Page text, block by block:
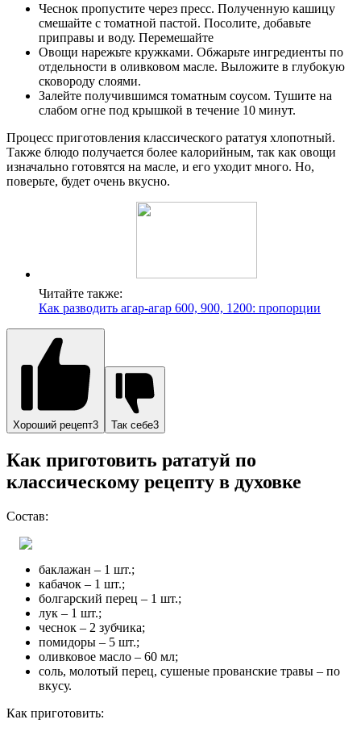
Чеснок пропустите через пресс. Полученную кашицу
смешайте с томатной пастой. Посолите, добавьте
приправы и воду. Перемешайте
Овощи нарежьте кружками. Обжарьте ингредиенты по
отдельности в оливковом масле. Выложите в глубокую
сковороду слоями.
Залейте получившимся томатным соусом. Тушите на
слабом огне под крышкой в течение 10 минут.
Процесс приготовления классического рататуя хлопотный.
Также блюдо получается более калорийным, так как овощи
изначально готовятся на масле, и его уходит много. Но,
поверьте, будет очень вкусно.
Читайте также:
Как разводить агар-агар 600, 900, 1200: пропорции
Хороший рецепт3 Так себе3
Как приготовить рататуй по
классическому рецепту в духовке
Состав:
баклажан – 1 шт.;
кабачок – 1 шт.;
болгарский перец – 1 шт.;
лук – 1 шт.;
чеснок – 2 зубчика;
помидоры – 5 шт.;
оливковое масло – 60 мл;
соль, молотый перец, сушеные прованские травы – по
вкусу.
Как приготовить: